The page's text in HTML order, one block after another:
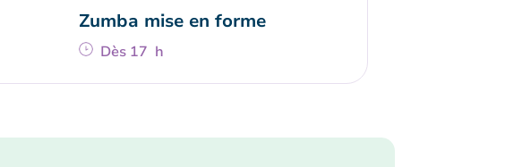
Zumba mise en forme
Dès 17 h